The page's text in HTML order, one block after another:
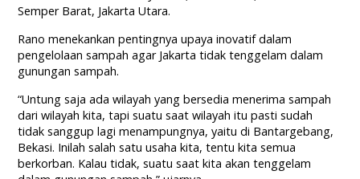
Semper Barat, Jakarta Utara.
Rano menekankan pentingnya upaya inovatif dalam
pengelolaan sampah agar Jakarta tidak tenggelam dalam
gunungan sampah.
“Untung saja ada wilayah yang bersedia menerima sampah
dari wilayah kita, tapi suatu saat wilayah itu pasti sudah
tidak sanggup lagi menampungnya, yaitu di Bantargebang,
Bekasi. Inilah salah satu usaha kita, tentu kita semua
berkorban. Kalau tidak, suatu saat kita akan tenggelam